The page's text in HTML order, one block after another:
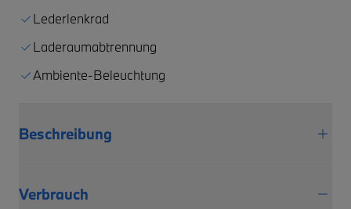
Lederlenkrad
Laderaumabtrennung
Ambiente-Beleuchtung
Beschreibung
Verbrauch